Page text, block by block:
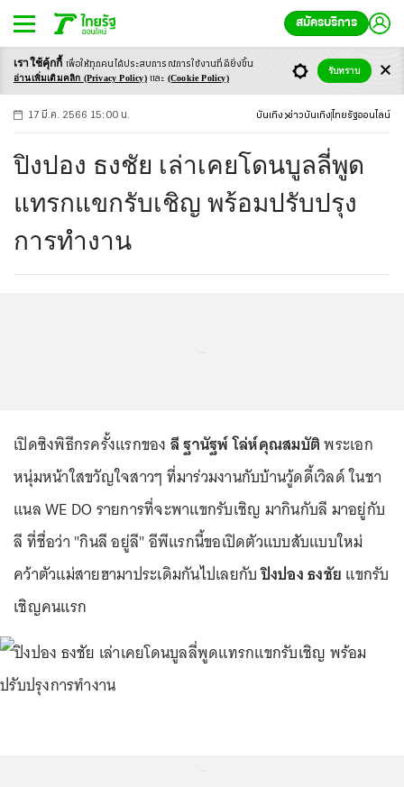
สมัครบริการ
-ก ก ก+
17 มี.ค. 2566 15:00 น. บันเทิง ข่าวบันเทิง ไทยรัฐออนไลน์
ปิงปอง ธงชัย เล่าเคยโดนบูลลี่พูด
แทรกแขกรับเชิญ พร้อมปรับปรุง
การทำงาน
เปิดซิงพิธีกรครั้งแรกของ ลี ฐานัฐพ์ โล่ห์คุณสมบัติพระเอก
หนุ่มหน้าใสขวัญใจสาวๆ ที่มาร่วมงานกับบ้านวู้ดดี้เวิลด์ ในชา
แนล WE DO รายการที่จะพาแขกรับเชิญ มากินกับลี มาอยู่กับ
ลี ที่ชื่อว่า "กินลี อยู่ลี" อีพีแรกนี้ขอเปิดตัวแบบสับแบบใหม่
คว้าตัวแม่สายฮามาประเดิมกันไปเลยกับปิงปอง ธงชัย แขกรับ
เชิญคนแรก
เราใช้คุ้กกี้ เพื่อให้ทุกคนได้ประสบการณ์การใช้งานที่ดียิ่งขึ้น
อ่านเพิ่มเติมคลิก (Privacy Policy) และ (Cookie Policy)
รับทราบ